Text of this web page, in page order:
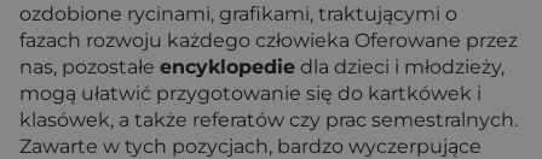
ozdobione rycinami, grafikami, traktującymi o
fazach rozwoju każdego człowieka Oferowane przez
nas, pozostałe encyklopedie dla dzieci i młodzieży,
mogą ułatwić przygotowanie się do kartkówek i
klasówek, a także referatów czy prac semestralnych.
Zawarte w tych pozycjach, bardzo wyczerpujące